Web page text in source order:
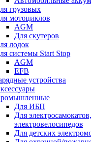
грузовых
мотоциклов
AGM
Для скутеров
лодок
системы Start Stop
AGM
EFB
устройства
Для ИБП
Для
электровелосипедов
Для детских